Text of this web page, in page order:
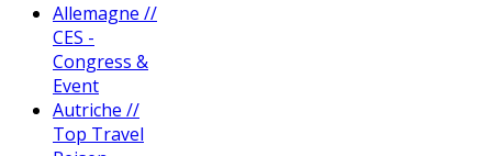
Allemagne //
CES -
Congress &
Event
Autriche //
Top Travel